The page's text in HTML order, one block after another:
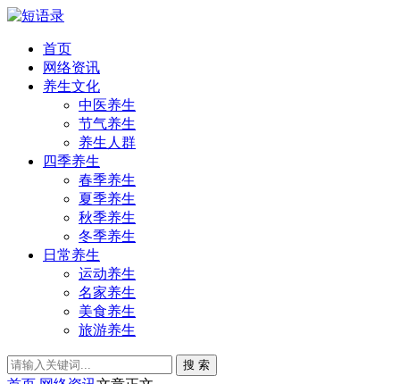
首页
网络资讯
养生文化
中医养生
节气养生
养生人群
四季养生
春季养生
夏季养生
秋季养生
冬季养生
日常养生
运动养生
名家养生
美食养生
旅游养生
搜 索